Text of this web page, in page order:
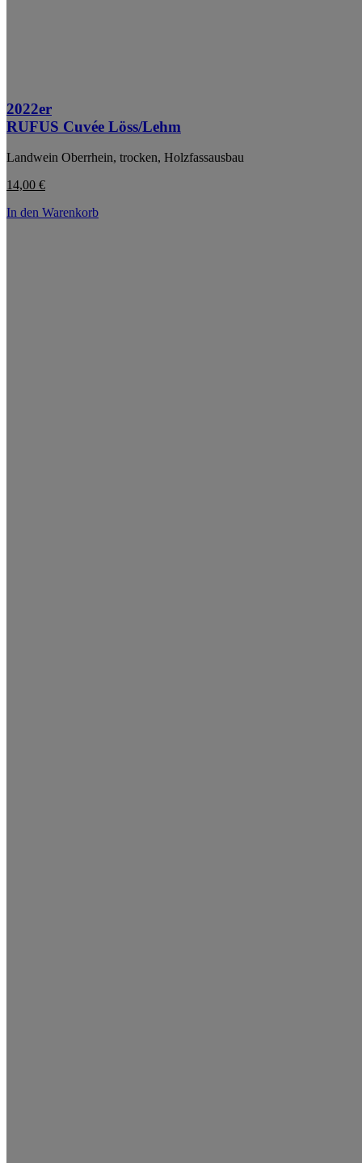
2022er
RUFUS Cuvée Löss/Lehm
Landwein Oberrhein, trocken, Holzfassausbau
14,00 €
In den Warenkorb